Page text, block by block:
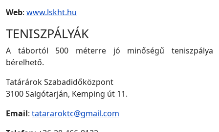
Web: www.lskht.hu
TENISZPÁLYÁK
A tábortól 500 méterre jó minőségű teniszpálya
bérelhető.
Tatárárok Szabadidőközpont
3100 Salgótarján, Kemping út 11.
Email: tatararoktc@gmail.com